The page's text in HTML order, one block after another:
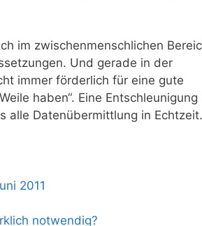
im zwischenmenschlichen
Und gerade in der
immer förderlich für eine gute
haben“. Eine
alle Datenübermittlung in Echtzeit.
2011
notwendig?